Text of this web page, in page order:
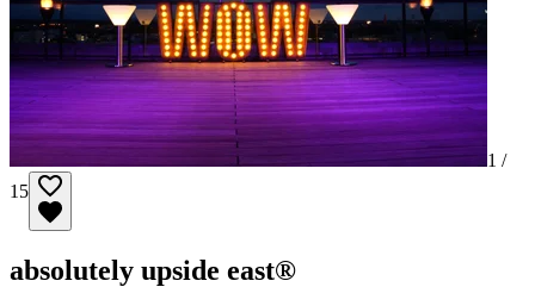
1 /
15
absolutely upside east®